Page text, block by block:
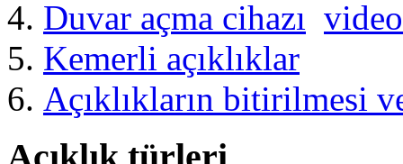
Duvar açma cihazı video
Kemerli açıklıklar
Açıklıkların bitirilmesi